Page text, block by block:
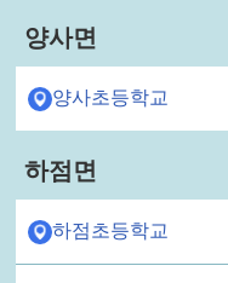
양사면
양사초등학교
하점면
하점초등학교